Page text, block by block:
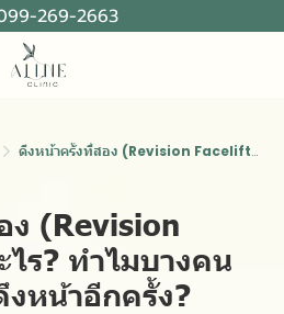
269-2663
ดึงหน้าครั้งที่สอง (Revision Facelift) คืออะไร? ทำไมบางคนต้องแก้ไขการดึงหน้าอีกครั้ง?
ง (Revision
ร? ทำไมบางคน
หน้าอีกครั้ง?